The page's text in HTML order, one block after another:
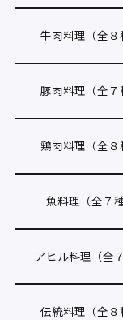
牛肉料理（全８
豚肉料理（全７
鶏肉料理（全８
魚料理（全７種
アヒル料理（全
伝統料理（全８